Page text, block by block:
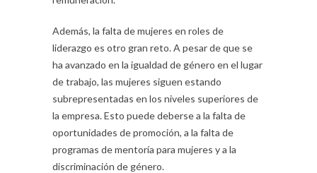
Además, la falta de mujeres en roles de
liderazgo es otro gran reto. A pesar de que se
ha avanzado en la igualdad de género en el lugar
de trabajo, las mujeres siguen estando
subrepresentadas en los niveles superiores de
la empresa. Esto puede deberse a la falta de
oportunidades de promoción, a la falta de
programas de mentoría para mujeres y a la
discriminación de género.